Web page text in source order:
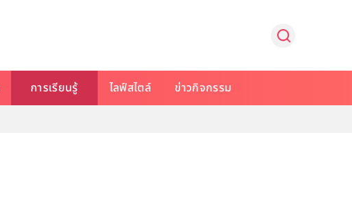
การเรียนรู้ ไลฟ์สไตล์ ข่าวกิจกรรม